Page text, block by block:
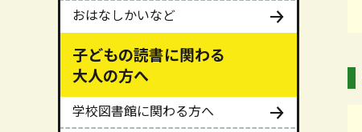
おはなしかいなど
子どもの読書に関わる
大人の方へ
学校図書館に関わる方へ